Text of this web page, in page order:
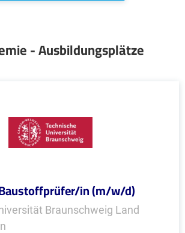
- Ausbildungsplätze
in (m/w/d)
Braunschweig Land